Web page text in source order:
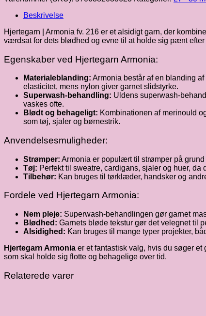
fv.
216
antal
Beskrivelse
Hjertegarn | Armonia fv. 216 er et alsidigt garn, der
værdsat for dets blødhed og evne til at holde sig pænt efter
Egenskaber ved Hjertegarn Armonia:
Materialeblanding: Armonia består af en blanding af
elasticitet, mens nylon giver garnet slidstyrke.
Superwash-behandling: Uldens superwash-
vaskes ofte.
Blødt og behageligt: Kombinationen af merinould
som tøj, sjaler og børnestrik.
Anvendelsesmuligheder:
Strømper: Armonia er populært til strømper på
Tøj: Perfekt til sweatre, cardigans, sjaler og huer,
Tilbehør: Kan bruges til tørklæder, handsker og
Fordele ved Hjertegarn Armonia:
Nem pleje: Superwash-behandlingen gør garnet
Blødhed: Garnets bløde tekstur gør det velegnet til
Alsidighed: Kan bruges til mange typer projekter,
Hjertegarn Armonia er et fantastisk valg, hvis du søger
som skal holde sig flotte og behagelige over tid.
Relaterede varer